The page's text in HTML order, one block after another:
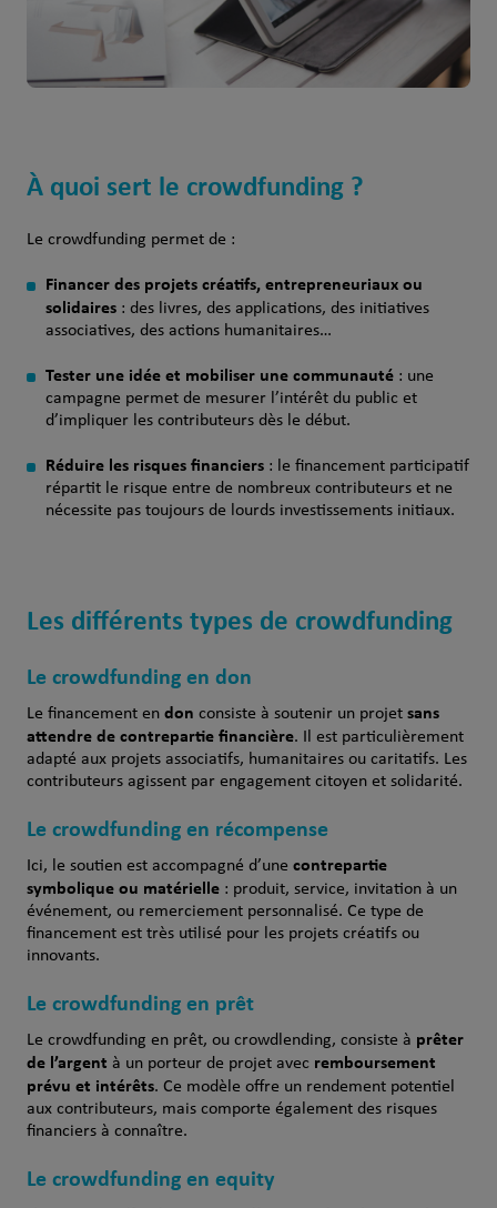
À quoi sert le crowdfunding ?
Le crowdfunding permet de :
Financer des projets créatifs, entrepreneuriaux ou
solidaires: des livres, des applications, des initiatives
associatives, des actions humanitaires…
Tester une idée et mobiliser une communauté: une
campagne permet de mesurer l’intérêt du public et
d’impliquer les contributeurs dès le début.
Réduire les risques financiers: le financement participatif
répartit le risque entre de nombreux contributeurs et ne
nécessite pas toujours de lourds investissements initiaux.
Les différents types de crowdfunding
Le crowdfunding en don
Le financement en don consiste à soutenir un projet sans
attendre de contrepartie financière. Il est particulièrement
adapté aux projets associatifs, humanitaires ou caritatifs. Les
contributeurs agissent par engagement citoyen et solidarité.
Le crowdfunding en récompense
Ici, le soutien est accompagné d’une contrepartie
symbolique ou matérielle: produit, service, invitation à un
événement, ou remerciement personnalisé. Ce type de
financement est très utilisé pour les projets créatifs ou
innovants.
Le crowdfunding en prêt
Le crowdfunding en prêt, ou crowdlending, consiste à prêter
de l’argent à un porteur de projet avec remboursement
prévu et intérêts. Ce modèle offre un rendement potentiel
aux contributeurs, mais comporte également des risques
financiers à connaître.
Le crowdfunding en equity